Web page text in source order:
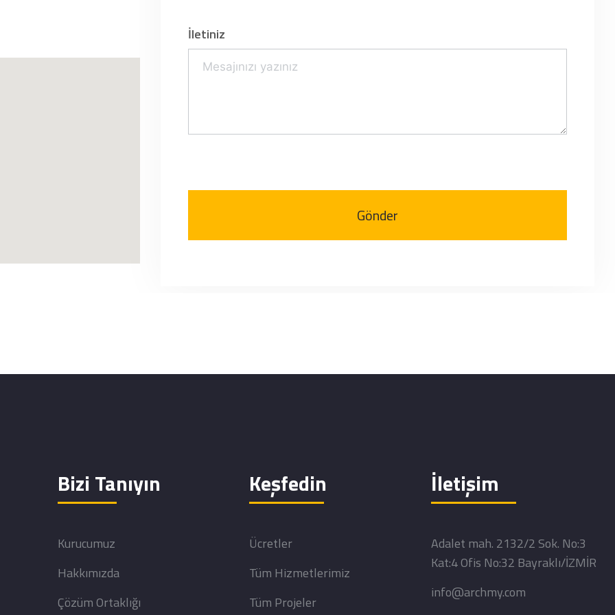
İletiniz
Bizi Tanıyın
Kurucumuz
Hakkımızda
Çözüm Ortaklığı
Keşfedin
Ücretler
Tüm Hizmetlerimiz
Tüm Projeler
İletişim
Adalet mah. 2132/2 Sok. No:3
Kat:4 Ofis No:32 Bayraklı/İZMİR
info@archmy.com